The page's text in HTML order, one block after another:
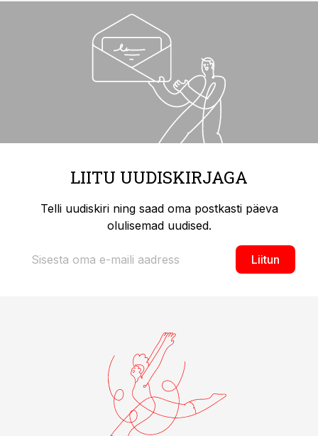
LIITU UUDISKIRJAGA
Telli uudiskiri ning saad oma postkasti päeva
olulisemad uudised.
Liitun